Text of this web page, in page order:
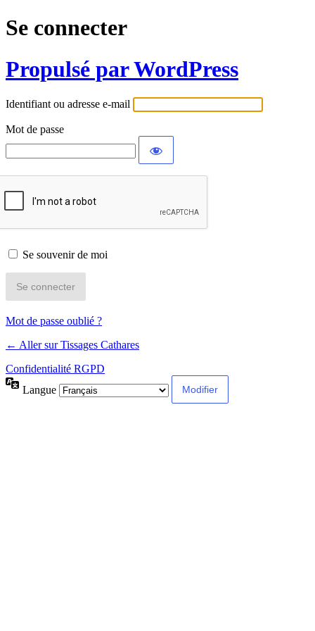
Se connecter
Propulsé par WordPress
Identifiant ou adresse e-mail
Mot de passe
Se souvenir de moi
Mot de passe oublié ?
← Aller sur Tissages Cathares
Confidentialité RGPD
Langue